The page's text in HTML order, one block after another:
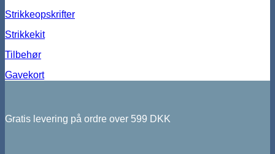
Strikkeopskrifter
Strikkekit
Tilbehør
Gavekort
Gratis levering på ordre over 599 DKK